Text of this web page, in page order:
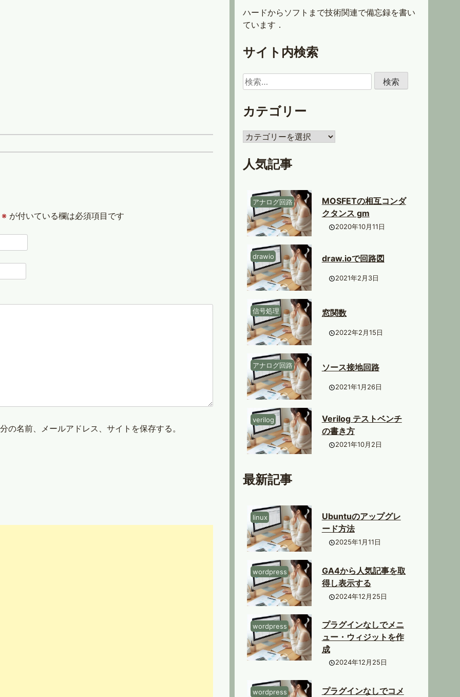
※ が付いている欄は必須項目です
名前、メールアドレス、サイトを保存する。
ハードからソフトまで技術関連で備忘録を書い
ています．
サイト内検索
検
索:
カテゴリー
カ
ゴ
リ
人気記事
アナログ回路
MOSFETの相互コンダ
クタンス gm
2020年10月11日
drawio draw.ioで回路図
2021年2月3日
信号処理 窓関数
2022年2月15日
アナログ回路 ソース接地回路
2021年1月26日
verilog
Verilog テストベンチ
の書き方
2021年10月2日
最新記事
linux
Ubuntuのアップグレ
ード方法
2025年1月11日
wordpress
GA4から人気記事を取
得し表示する
2024年12月25日
wordpress
プラグインなしでメニ
ュー・ウィジットを作
成
2024年12月25日
wordpress
プラグインなしでコメ